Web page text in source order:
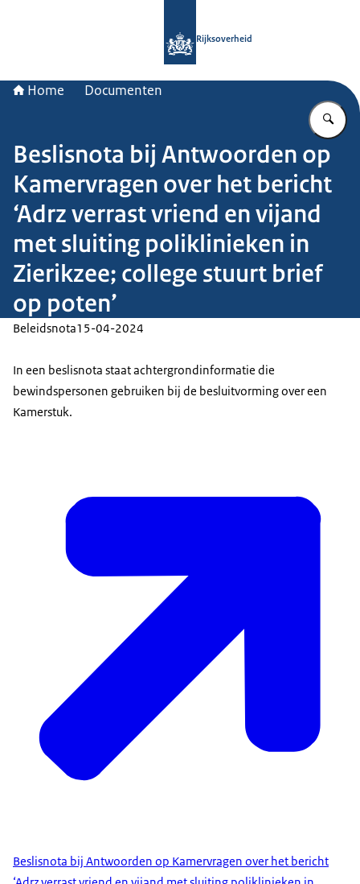
Rijksoverheid
Home Documenten
Beslisnota bij Antwoorden op
Kamervragen over het bericht
‘Adrz verrast vriend en vijand
met sluiting poliklinieken in
Zierikzee; college stuurt brief
op poten’
Beleidsnota15-04-2024
In een beslisnota staat achtergrondinformatie die
bewindspersonen gebruiken bij de besluitvorming over een
Kamerstuk.
Beslisnota bij Antwoorden op Kamervragen over het bericht